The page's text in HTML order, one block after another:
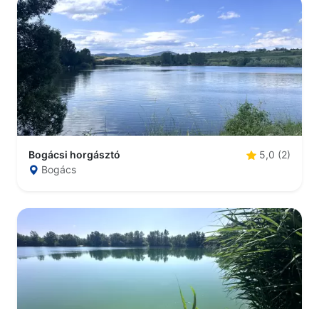
Bogácsi horgásztó
5,0 (2)
Bogács